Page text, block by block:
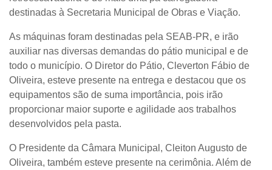
destinadas à Secretaria Municipal de Obras e Viação.
As máquinas foram destinadas pela SEAB-PR, e irão
auxiliar nas diversas demandas do pátio municipal e de
todo o município. O Diretor do Pátio, Cleverton Fábio de
Oliveira, esteve presente na entrega e destacou que os
equipamentos são de suma importância, pois irão
proporcionar maior suporte e agilidade aos trabalhos
desenvolvidos pela pasta.
O Presidente da Câmara Municipal, Cleiton Augusto de
Oliveira, também esteve presente na cerimônia. Além de